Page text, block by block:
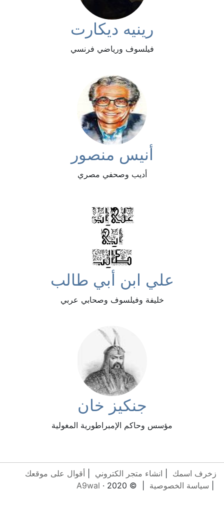
رينيه ديكارت
فيلسوف ورياضي فرنسي
أنيس منصور
أديب وصحفي مصري
علي ابن أبي طالب
خليفة وفيلسوف وصحابي عربي
جنكيز خان
مؤسس وحاكم الإمبراطورية المغولية
زخرف اسمك انشاء متجر الكتروني
أقوال على موقعك
سياسة الخصوصية | © 2020 ·
A9wal